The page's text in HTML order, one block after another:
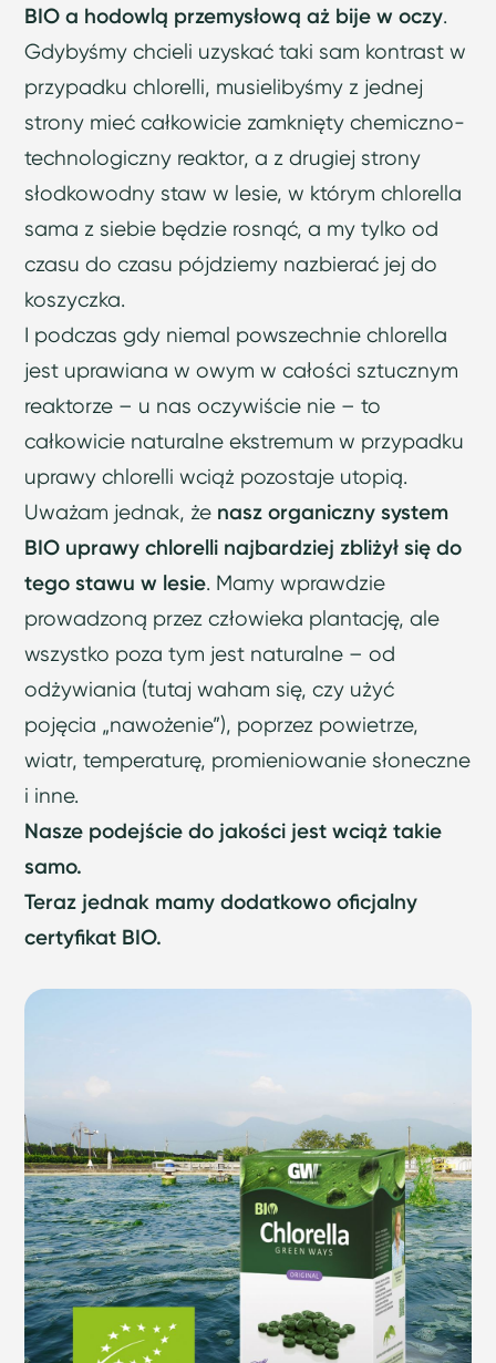
BIO a hodowlą przemysłową aż bije w oczy.
Gdybyśmy chcieli uzyskać taki sam kontrast w
przypadku chlorelli, musielibyśmy z jednej
strony mieć całkowicie zamknięty chemiczno-
technologiczny reaktor, a z drugiej strony
słodkowodny staw w lesie, w którym chlorella
sama z siebie będzie rosnąć, a my tylko od
czasu do czasu pójdziemy nazbierać jej do
koszyczka.
I podczas gdy niemal powszechnie chlorella
jest uprawiana w owym w całości sztucznym
reaktorze – u nas oczywiście nie – to
całkowicie naturalne ekstremum w przypadku
uprawy chlorelli wciąż pozostaje utopią.
Uważam jednak, że nasz organiczny system
BIO uprawy chlorelli najbardziej zbliżył się do
tego stawu w lesie. Mamy wprawdzie
prowadzoną przez człowieka plantację, ale
wszystko poza tym jest naturalne – od
odżywiania (tutaj waham się, czy użyć
pojęcia „nawożenie”), poprzez powietrze,
wiatr, temperaturę, promieniowanie słoneczne
i inne.
Nasze podejście do jakości jest wciąż takie
samo.
Teraz jednak mamy dodatkowo oficjalny
certyfikat BIO.